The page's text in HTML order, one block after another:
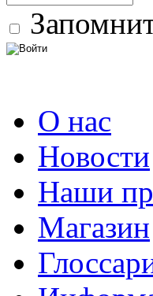
О нас
Новости
Наши
Магазин